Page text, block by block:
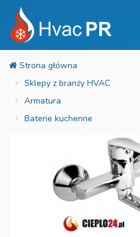
Sklepy z branży HVAC
Armatura
Baterie kuchenne